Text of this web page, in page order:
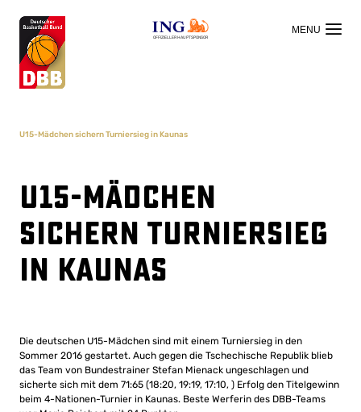
OFFIZIELLER HAUPTSPONSOR
U15-Mädchen sichern Turniersieg in Kaunas
U15-Mädchen
sichern Turniersieg
in Kaunas
Die deutschen U15-Mädchen sind mit einem Turniersieg in den
Sommer 2016 gestartet. Auch gegen die Tschechische Republik blieb
das Team von Bundestrainer Stefan Mienack ungeschlagen und
sicherte sich mit dem 71:65 (18:20, 19:19, 17:10, ) Erfolg den Titelgewinn
beim 4-Nationen-Turnier in Kaunas. Beste Werferin des DBB-Teams